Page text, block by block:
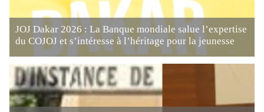
JOJ Dakar 2026 : La Banque mondiale salue l’expertise
du COJOJ et s’intéresse à l’héritage pour la jeunesse